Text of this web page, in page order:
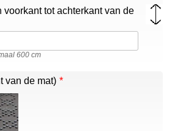
voorkant tot achterkant van de
600 cm
van de mat)